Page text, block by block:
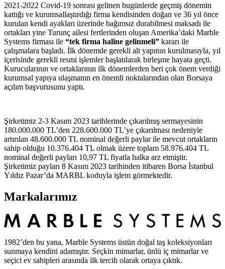
2021-2022 Covid-19 sonrası gelinen bugünlerde geçmiş dönemin
kattığı ve kurumsallaştırdığı firma kendisinden doğan ve 36 yıl önce
kurulan kendi ayakları üzerinde bağımsız durabilmesi maksadı ile
ortakları yine Turunç ailesi fertlerinden oluşan Amerika’daki Marble
Systems firması ile “tek firma haline gelinmeli” kararı ile
çalışmalara başladı. İlk dönemde gerekli alt yapının kurulmasıyla, yıl
içerisinde gerekli resmi işlemler başlatılarak birleşme hayata geçti.
Kurucularının ve ortaklarının ilk dönemlerden beri çok önem verdiği
kurumsal yapıya ulaşmanın en önemli noktalarından olan Borsaya
açılım başvurusunu yaptı.
Şirketimiz 2-3 Kasım 2023 tarihlerinde çıkarılmış sermayesinin
180.000.000 TL’den 228.600.000 TL’ye çıkarılması nedeniyle
artırılan 48.600.000 TL nominal değerli paylar ile mevcut ortakların
sahip olduğu 10.376.404 TL olmak üzere toplam 58.976.404 TL
nominal değerli payları 10,97 TL fiyatla halka arz etmiştir.
Şirketimiz payları 8 Kasım 2023 tarihinden itibaren Borsa İstanbul
Yıldız Pazar’da MARBL koduyla işlem görmektedir.
Markalarımız
1982’den bu yana, Marble Systems üstün doğal taş koleksiyonları
sunmaya kendini adamıştır. Seçkin mimarlar, ünlü iç mimarlar ve
seçici ev sahipleri arasında ilk tercih olarak ortaya çıktık.